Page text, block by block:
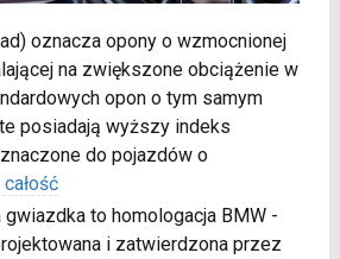
oznacza opony o wzmocnionej
na zwiększone obciążenie w
opon o tym samym
posiadają wyższy indeks
do pojazdów o
gwiazdka to homologacja BMW -
i zatwierdzona przez